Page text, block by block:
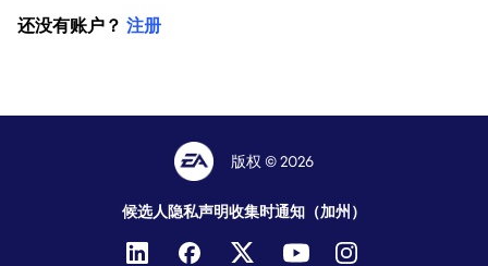
还没有账户？ 注册
版权 © 2026
候选人隐私声明收集时通知（加州）